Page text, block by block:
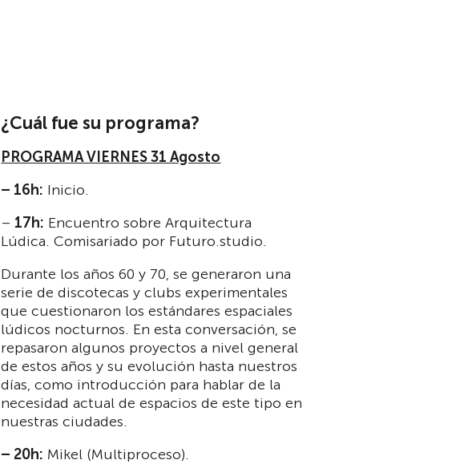
¿Cuál fue su programa?
PROGRAMA VIERNES 31 Agosto
– 16h: Inicio.
– 17h: Encuentro sobre Arquitectura
Lúdica. Comisariado por Futuro.studio.
Durante los años 60 y 70, se generaron una
serie de discotecas y clubs experimentales
que cuestionaron los estándares espaciales
lúdicos nocturnos. En esta conversación, se
repasaron algunos proyectos a nivel general
de estos años y su evolución hasta nuestros
días, como introducción para hablar de la
necesidad actual de espacios de este tipo en
nuestras ciudades.
– 20h: Mikel (Multiproceso).